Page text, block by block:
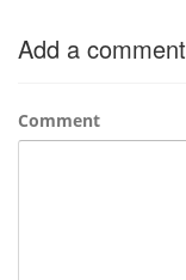
Add a comment
Comment